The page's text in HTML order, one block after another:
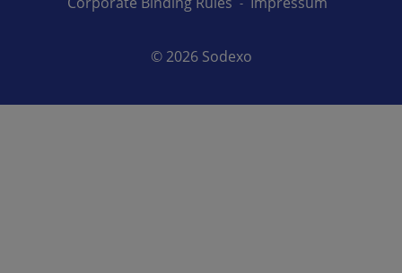
© 2026 Sodexo